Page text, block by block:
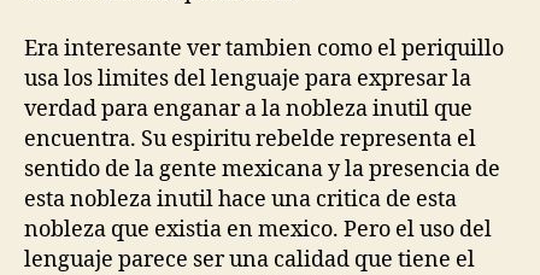
Era interesante ver tambien como el periquillo
usa los limites del lenguaje para expresar la
verdad para enganar a la nobleza inutil que
encuentra. Su espiritu rebelde representa el
sentido de la gente mexicana y la presencia de
esta nobleza inutil hace una critica de esta
nobleza que existia en mexico. Pero el uso del
lenguaje parece ser una calidad que tiene el